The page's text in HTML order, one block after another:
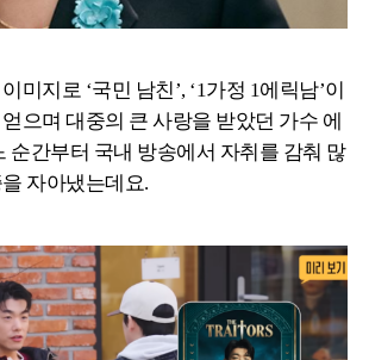
미지로 ‘국민 남친’, ‘1가정 1에릭남’이
으며 대중의 큰 사랑을 받았던 가수 에
순간부터 국내 방송에서 자취를 감춰 많
자아냈는데요.